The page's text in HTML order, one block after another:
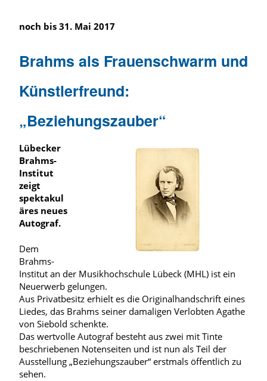
noch bis 31. Mai 2017
Brahms als Frauenschwarm und
Künstlerfreund:
„Beziehungszauber“
Lübecker
Brahms-
Institut
zeigt
spektakul
äres neues
Autograf.
Dem
Brahms-
Institut an der Musikhochschule Lübeck (MHL) ist ein
Neuerwerb gelungen.
Aus Privatbesitz erhielt es die Originalhandschrift eines
Liedes, das Brahms seiner damaligen Verlobten Agathe
von Siebold schenkte.
Das wertvolle Autograf besteht aus zwei mit Tinte
beschriebenen Notenseiten und ist nun als Teil der
Ausstellung „Beziehungszauber“ erstmals öffentlich zu
sehen.